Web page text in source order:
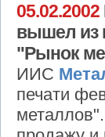
05.02.2002
вышел из
"Рынок
ИИС
печати